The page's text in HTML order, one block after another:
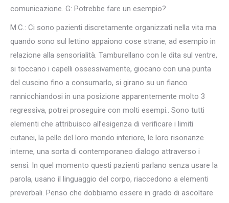
comunicazione. G: Potrebbe fare un esempio?
M.C.: Ci sono pazienti discretamente organizzati nella vita ma
quando sono sul lettino appaiono cose strane, ad esempio in
relazione alla sensorialità. Tamburellano con le dita sul ventre,
si toccano i capelli ossessivamente, giocano con una punta
del cuscino fino a consumarlo, si girano su un fianco
rannicchiandosi in una posizione apparentemente molto 3
regressiva, potrei proseguire con molti esempi.. Sono tutti
elementi che attribuisco all’esigenza di verificare i limiti
cutanei, la pelle del loro mondo interiore, le loro risonanze
interne, una sorta di contemporaneo dialogo attraverso i
sensi. In quel momento questi pazienti parlano senza usare la
parola, usano il linguaggio del corpo, riaccedono a elementi
preverbali. Penso che dobbiamo essere in grado di ascoltare